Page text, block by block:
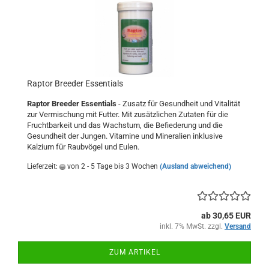
Raptor Breeder Essentials
Raptor Breeder Essentials - Zusatz für Gesundheit und Vitalität
zur Vermischung mit Futter. Mit zusätzlichen Zutaten für die
Fruchtbarkeit und das Wachstum, die Befiederung und die
Gesundheit der Jungen. Vitamine und Mineralien inklusive
Kalzium für Raubvögel und Eulen.
Lieferzeit: von 2 - 5 Tage bis 3 Wochen (Ausland abweichend)
ab 30,65 EUR
inkl. 7% MwSt. zzgl. Versand
ZUM ARTIKEL